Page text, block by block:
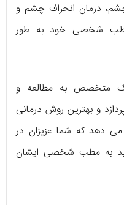
درمان انحراف چشم و
مطب شخصی خود به طور
متخصص به مطالعه و
و بهترین روش درمانی
می دهد که شما عزیزان در
به مطب شخصی ایشان